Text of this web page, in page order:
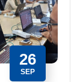
26
SEP